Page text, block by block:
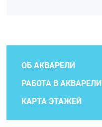
ОБ АКВАРЕЛИ
РАБОТА В АКВАРЕЛИ
КАРТА ЭТАЖЕЙ